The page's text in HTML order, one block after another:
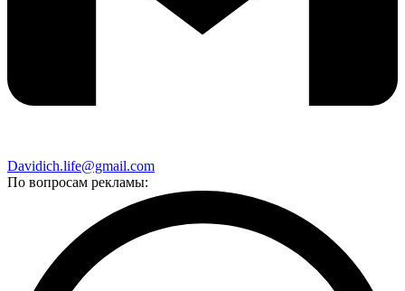
Davidich.life@gmail.com
По вопросам рекламы: